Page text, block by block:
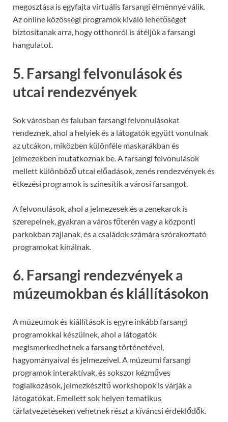
megosztása is egyfajta virtuális farsangi élménnyé válik.
Az online közösségi programok kiváló lehetőséget
biztosítanak arra, hogy otthonról is átéljük a farsangi
hangulatot.
5. Farsangi felvonulások és
utcai rendezvények
Sok városban és faluban farsangi felvonulásokat
rendeznek, ahol a helyiek és a látogatók együtt vonulnak
az utcákon, miközben különféle maskarákban és
jelmezekben mutatkoznak be. A farsangi felvonulások
mellett különböző utcai előadások, zenés rendezvények és
étkezési programok is színesítik a városi farsangot.
A felvonulások, ahol a jelmezesek és a zenekarok is
szerepelnek, gyakran a város főterén vagy a központi
parkokban zajlanak, és a családok számára szórakoztató
programokat kínálnak.
6. Farsangi rendezvények a
múzeumokban és kiállításokon
A múzeumok és kiállítások is egyre inkább farsangi
programokkal készülnek, ahol a látogatók
megismerkedhetnek a farsang történetével,
hagyományaival és jelmezeivel. A múzeumi farsangi
programok interaktívak, és sokszor kézműves
foglalkozások, jelmezkészítő workshopok is várják a
látogatókat. Emellett sok helyen tematikus
tárlatvezetéseken vehetnek részt a kíváncsi érdeklődők.